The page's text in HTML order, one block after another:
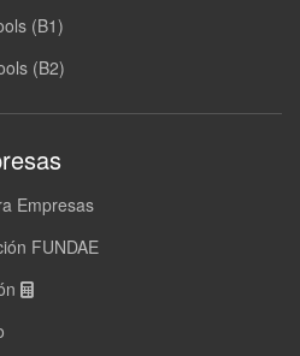
(B1)
(B2)
Empresas
FUNDAE